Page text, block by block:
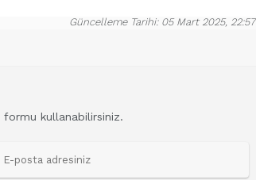
Güncelleme Tarihi: 05 Mart 2025, 22:57
formu kullanabilirsiniz.